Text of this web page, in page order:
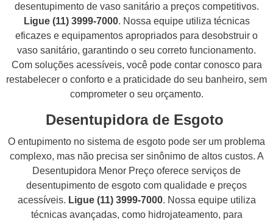
desentupimento de vaso sanitário a preços competitivos.
Ligue (11) 3999-7000. Nossa equipe utiliza técnicas
eficazes e equipamentos apropriados para desobstruir o
vaso sanitário, garantindo o seu correto funcionamento.
Com soluções acessíveis, você pode contar conosco para
restabelecer o conforto e a praticidade do seu banheiro, sem
comprometer o seu orçamento.
Desentupidora de Esgoto
O entupimento no sistema de esgoto pode ser um problema
complexo, mas não precisa ser sinônimo de altos custos. A
Desentupidora Menor Preço oferece serviços de
desentupimento de esgoto com qualidade e preços
acessíveis. Ligue (11) 3999-7000. Nossa equipe utiliza
técnicas avançadas, como hidrojateamento, para